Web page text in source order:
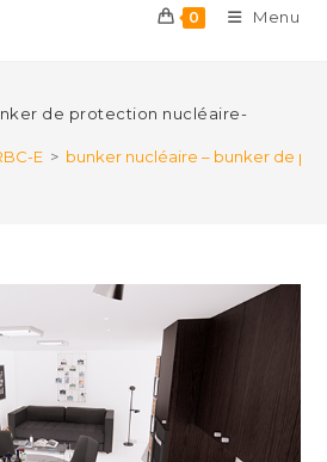
0 Menu
de protection nucléaire-
E > bunker nucléaire – bunker de